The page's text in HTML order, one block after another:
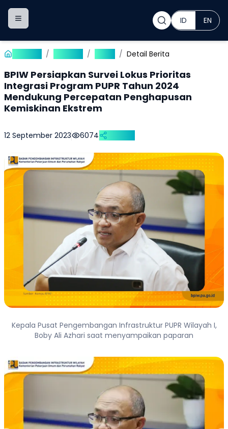
Toggle navigation menu ID EN
/ / / Detail Berita
BPIW Persiapkan Survei Lokus Prioritas
Integrasi Program PUPR Tahun 2024
Mendukung Percepatan Penghapusan
Kemiskinan Ekstrem
12 September 2023 6074
Kepala Pusat Pengembangan Infrastruktur PUPR Wilayah I,
Boby Ali Azhari saat menyampaikan paparan